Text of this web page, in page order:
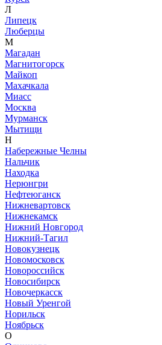
Л
Липецк
Люберцы
М
Магадан
Магнитогорск
Майкоп
Махачкала
Миасс
Москва
Мурманск
Мытищи
Н
Набережные Челны
Нальчик
Находка
Нерюнгри
Нефтеюганск
Нижневартовск
Нижнекамск
Нижний Новгород
Нижний-Тагил
Новокузнецк
Новомосковск
Новороссийск
Новосибирск
Новочеркасск
Новый Уренгой
Норильск
Ноябрьск
О